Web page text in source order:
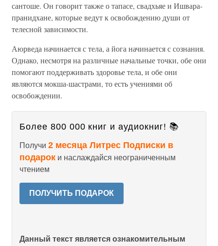
сантоше. Он говорит также о тапасе, свадхьяе и Ишвара-
пранидхане, которые ведут к освобождению души от
телесной зависимости.
Аюрведа начинается с тела, а йога начинается с сознания.
Однако, несмотря на различные начальные точки, обе они
помогают поддерживать здоровье тела, и обе они
являются мокша-шастрами, то есть учениями об
освобождении.
Более 800 000 книг и аудиокниг! 📚
Получи 2 месяца Литрес Подписки в
подарок и наслаждайся неограниченным
чтением
ПОЛУЧИТЬ ПОДАРОК
Данный текст является ознакомительным